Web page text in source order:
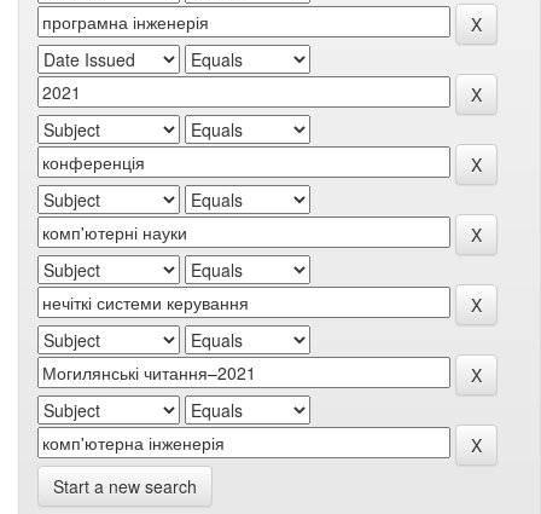
Start a new search